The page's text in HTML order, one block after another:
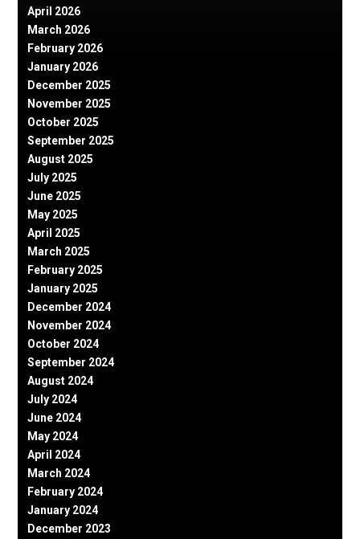
April 2026
March 2026
February 2026
January 2026
December 2025
November 2025
October 2025
September 2025
August 2025
July 2025
June 2025
May 2025
April 2025
March 2025
February 2025
January 2025
December 2024
November 2024
October 2024
September 2024
August 2024
July 2024
June 2024
May 2024
April 2024
March 2024
February 2024
January 2024
December 2023